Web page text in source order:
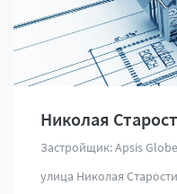
Николая
Застройщик: Apsis Globe
улица Николая